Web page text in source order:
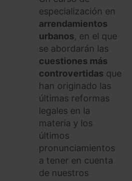
especialización en
arrendamientos
urbanos, en el que
se abordarán las
cuestiones más
controvertidas que
han originado las
últimas reformas
legales en la
materia y los
últimos
pronunciamientos
a tener en cuenta
de nuestros